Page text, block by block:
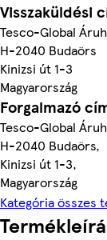
Visszaküldési
Tesco-Global
H-2040 Budaörs
Kinizsi út 1-3
Magyarország
Forgalmazó
Tesco-Global
H-2040 Budaörs,
Kinizsi út 1-3,
Magyarország
Kategória összes